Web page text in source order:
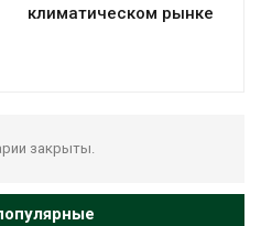
климатическом рынке
закрыты.